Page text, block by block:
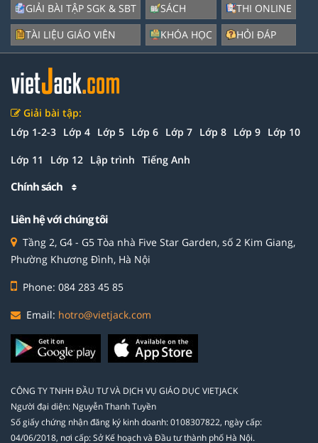
GIẢI BÀI TẬP SGK & SBT
TÀI LIỆU GIÁO VIÊN
SÁCH
KHÓA HỌC
THI ONLINE
HỎI ĐÁP
Giải bài tập:
Lớp 1-2-3 Lớp 4 Lớp 5 Lớp 6 Lớp 7 Lớp 8 Lớp 9 Lớp 10
Lớp 11 Lớp 12 Lập trình Tiếng Anh
Chính sách
Liên hệ với chúng tôi
Tầng 2, G4 - G5 Tòa nhà Five Star Garden, số 2 Kim Giang,
Phường Khương Đình, Hà Nội
Phone: 084 283 45 85
Email: hotro@vietjack.com
CÔNG TY TNHH ĐẦU TƯ VÀ DỊCH VỤ GIÁO DỤC VIETJACK
Người đại diện: Nguyễn Thanh Tuyền
Số giấy chứng nhận đăng ký kinh doanh: 0108307822, ngày cấp:
04/06/2018, nơi cấp: Sở Kế hoạch và Đầu tư thành phố Hà Nội.